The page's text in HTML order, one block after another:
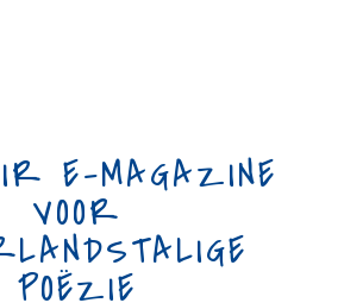
E-MAGAZINE
VOOR
POËZIE